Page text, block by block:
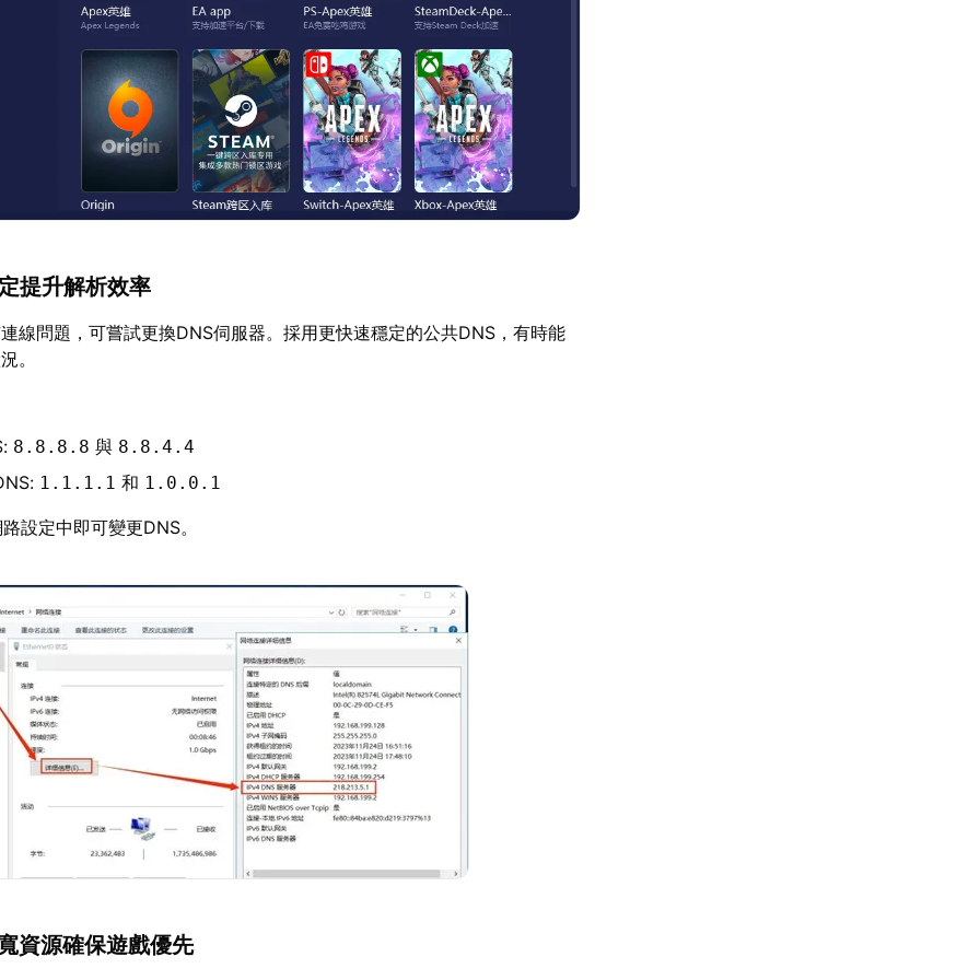
提升解析效率
線問題，可嘗試更換DNS伺服器。採用更快速穩定的公共DNS，有時能
。
8.8.8.8 與 8.8.4.4
1.1.1.1 和 1.0.0.1
設定中即可變更DNS。
資源確保遊戲優先